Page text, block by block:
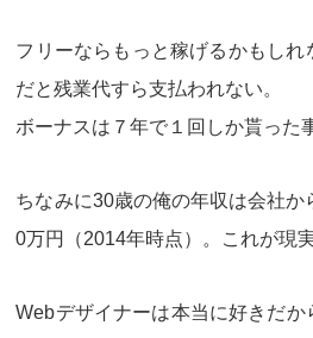
フリーならもっと稼げるかもしれ
だと残業代すら支払われない。
ボーナスは７年で１回しか貰った
ちなみに30歳の俺の年収は会社か
0万円
（2014年時点）。これが現実
Webデザイナーは本当に好きだ